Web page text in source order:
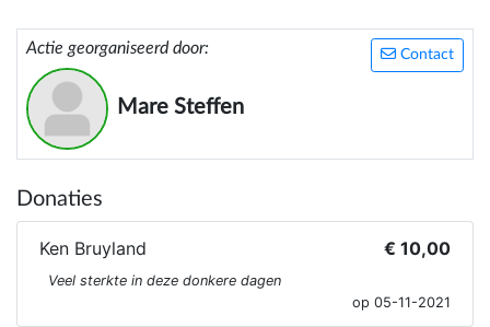
Contact
Actie georganiseerd door:
Mare Steffen
Donaties
Ken Bruyland € 10,00
Veel sterkte in deze donkere dagen
op 05-11-2021